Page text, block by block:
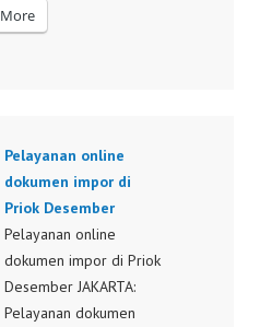
More
Pelayanan online
dokumen impor di
Priok Desember
Pelayanan online
dokumen impor di Priok
Desember JAKARTA:
Pelayanan dokumen